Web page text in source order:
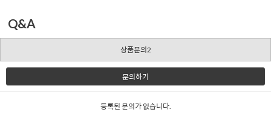
Q&A
상품문의2
문의하기
등록된 문의가 없습니다.